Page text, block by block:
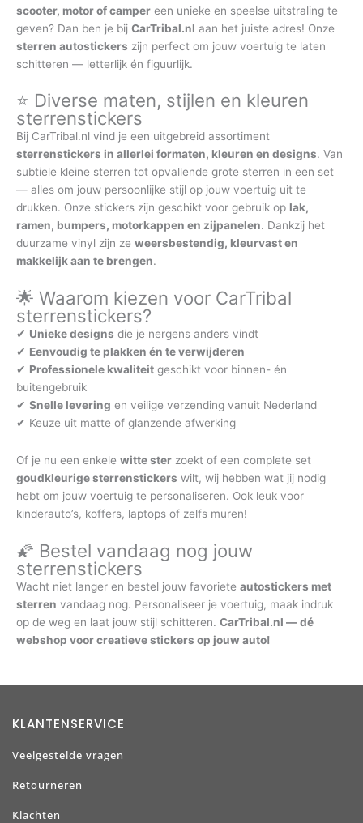
scooter, motor of camper een unieke en speelse uitstraling te
geven? Dan ben je bij CarTribal.nl aan het juiste adres! Onze
sterren autostickers zijn perfect om jouw voertuig te laten
schitteren — letterlijk én figuurlijk.
⭐ Diverse maten, stijlen en kleuren
sterrenstickers
Bij CarTribal.nl vind je een uitgebreid assortiment
sterrenstickers in allerlei formaten, kleuren en designs. Van
subtiele kleine sterren tot opvallende grote sterren in een set
— alles om jouw persoonlijke stijl op jouw voertuig uit te
drukken. Onze stickers zijn geschikt voor gebruik op lak,
ramen, bumpers, motorkappen en zijpanelen. Dankzij het
duurzame vinyl zijn ze weersbestendig, kleurvast en
makkelijk aan te brengen.
🌟 Waarom kiezen voor CarTribal
sterrenstickers?
✔ Unieke designs die je nergens anders vindt
✔ Eenvoudig te plakken én te verwijderen
✔ Professionele kwaliteit geschikt voor binnen- én
buitengebruik
✔ Snelle levering en veilige verzending vanuit Nederland
✔ Keuze uit matte of glanzende afwerking
Of je nu een enkele witte ster zoekt of een complete set
goudkleurige sterrenstickers wilt, wij hebben wat jij nodig
hebt om jouw voertuig te personaliseren. Ook leuk voor
kinderauto’s, koffers, laptops of zelfs muren!
🌠 Bestel vandaag nog jouw
sterrenstickers
Wacht niet langer en bestel jouw favoriete autostickers met
sterren vandaag nog. Personaliseer je voertuig, maak indruk
op de weg en laat jouw stijl schitteren. CarTribal.nl — dé
webshop voor creatieve stickers op jouw auto!
KLANTENSERVICE
Veelgestelde vragen
Retourneren
Klachten